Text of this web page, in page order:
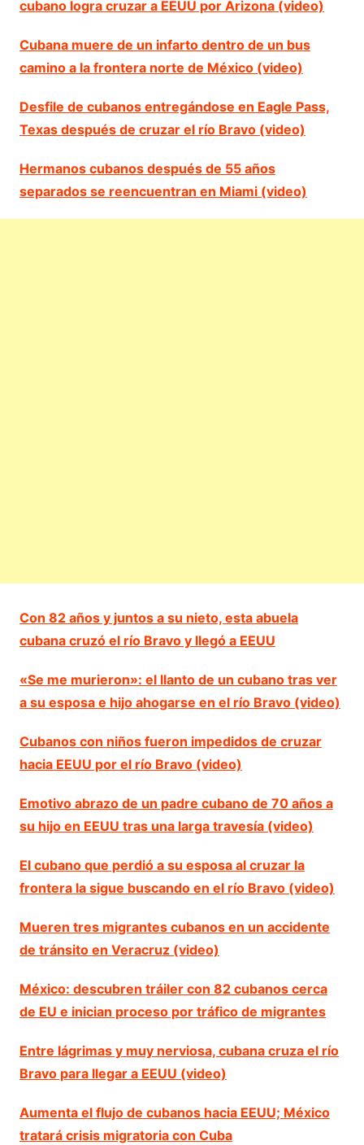
cubano logra cruzar a EEUU por Arizona (video)
Cubana muere de un infarto dentro de un bus
camino a la frontera norte de México (video)
Desfile de cubanos entregándose en Eagle Pass,
Texas después de cruzar el río Bravo (video)
Hermanos cubanos después de 55 años
separados se reencuentran en Miami (video)
Con 82 años y juntos a su nieto, esta abuela
cubana cruzó el río Bravo y llegó a EEUU
«Se me murieron»: el llanto de un cubano tras ver
a su esposa e hijo ahogarse en el río Bravo (video)
Cubanos con niños fueron impedidos de cruzar
hacia EEUU por el río Bravo (video)
Emotivo abrazo de un padre cubano de 70 años a
su hijo en EEUU tras una larga travesía (video)
El cubano que perdió a su esposa al cruzar la
frontera la sigue buscando en el río Bravo (video)
Mueren tres migrantes cubanos en un accidente
de tránsito en Veracruz (video)
México: descubren tráiler con 82 cubanos cerca
de EU e inician proceso por tráfico de migrantes
Entre lágrimas y muy nerviosa, cubana cruza el río
Bravo para llegar a EEUU (video)
Aumenta el flujo de cubanos hacia EEUU; México
tratará crisis migratoria con Cuba